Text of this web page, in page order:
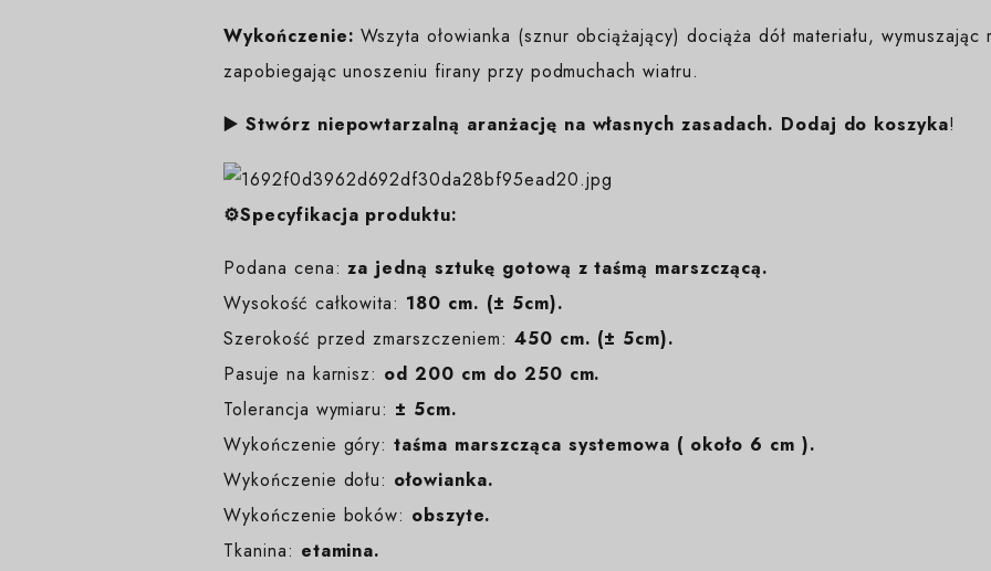
Wykończenie: Wszyta ołowianka (sznur obciążający) dociąża dół materiału,
zapobiegając unoszeniu firany przy podmuchach wiatru.
▶️ Stwórz niepowtarzalną aranżację na własnych zasadach. Dodaj do koszyka!
⚙️Specyfikacja produktu:
Podana cena: za jedną sztukę gotową z taśmą marszczącą.
Wysokość całkowita: 180 cm. (± 5cm).
Szerokość przed zmarszczeniem: 450 cm. (± 5cm).
Pasuje na karnisz: od 200 cm do 250 cm.
Tolerancja wymiaru: ± 5cm.
Wykończenie góry:taśma marszcząca systemowa ( około 6 cm ).
Wykończenie dołu: ołowianka.
Wykończenie boków: obszyte.
Tkanina: etamina.